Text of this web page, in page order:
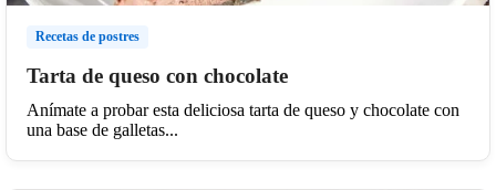
Recetas de postres
Tarta de queso con chocolate
Anímate a probar esta deliciosa tarta de queso y chocolate con
una base de galletas...